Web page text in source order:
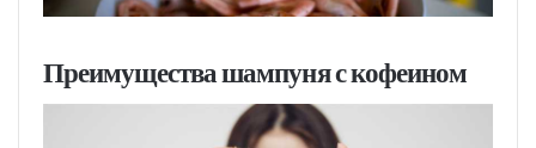
Преимущества шампуня с кофеином